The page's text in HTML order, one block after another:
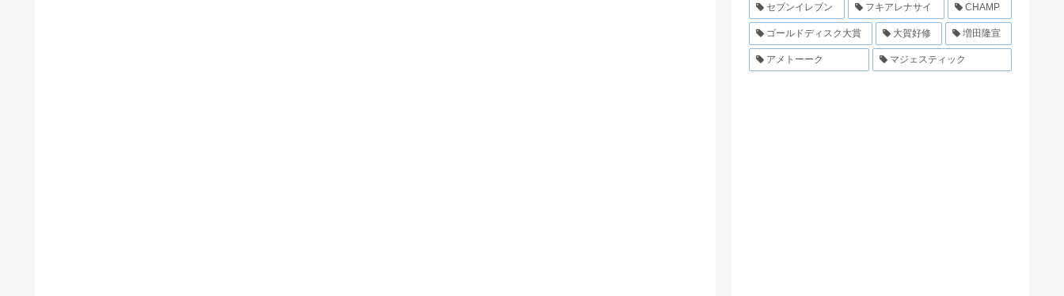
セブンイレブン フキアレナサイ CHAMP
ゴールドディスク大賞 大賀好修 増田隆宣
アメトーーク マジェスティック